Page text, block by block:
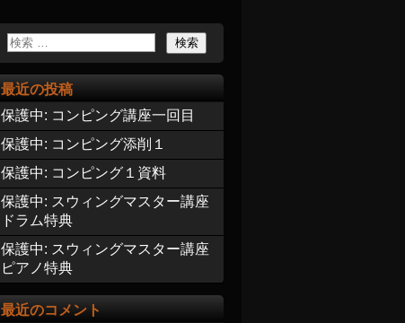
最近の投稿
保護中: コンピング講座一回目
保護中: コンピング添削１
保護中: コンピング１資料
保護中: スウィングマスター講座
ドラム特典
保護中: スウィングマスター講座
ピアノ特典
最近のコメント